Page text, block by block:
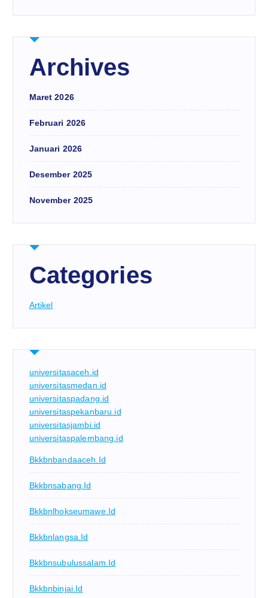
Archives
Maret 2026
Februari 2026
Januari 2026
Desember 2025
November 2025
Categories
Artikel
universitasaceh.id
universitasmedan.id
universitaspadang.id
universitaspekanbaru.id
universitasjambi.id
universitaspalembang.id
Bkkbnbandaaceh.id
Bkkbnsabang.id
Bkkbnlhokseumawe.id
Bkkbnlangsa.id
Bkkbnsubulussalam.id
Bkkbnbinjai.id